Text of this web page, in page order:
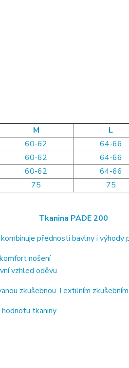
M L
60-62 64-66
60-62 64-66
60-62 64-66
75 75
Tkanina PADE 200
přednosti bavlny i výhody
nošení
vzhled oděvu
zkušebnou Textilním
tkaniny.